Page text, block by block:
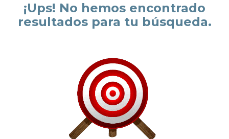
Nuevo catálogo Aire Libre
Paga en 3 plazos sin intereses
¡Ups! No hemos encontrado
resultados para tu búsqueda.